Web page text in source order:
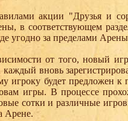
акции "Друзья и
в соответствующем
угодно за пределами
от того, новый
каждый вновь
игроку будет предложен
игры. В процессе
сотки и различные
Арене.